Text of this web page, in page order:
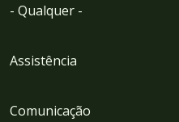
- Qualquer -
Assistência
Comunicação